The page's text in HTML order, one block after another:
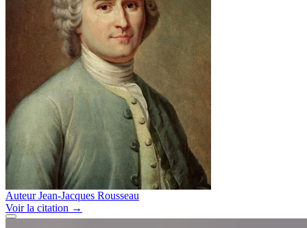
Auteur Jean-Jacques Rousseau
Voirla citation →